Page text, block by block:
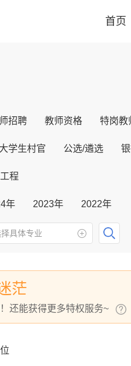
首页
招聘 教师资格 特岗教
大学生村官 公选/遴选
程
年 2023年 2022年
具体专业
茫
还能获得更多特权服务~